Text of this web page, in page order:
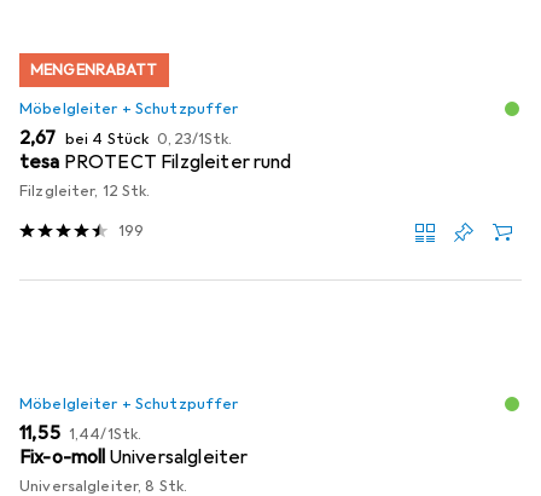
MENGENRABATT
Möbelgleiter + Schutzpuffer
EUR
2,67 bei 4 Stück EUR
0,23/1Stk.
tesa PROTECT Filzgleiter rund
Filzgleiter, 12 Stk.
199
Möbelgleiter + Schutzpuffer
EUR
11,55 EUR
1,44/1Stk.
Fix-o-moll Universalgleiter
Universalgleiter, 8 Stk.